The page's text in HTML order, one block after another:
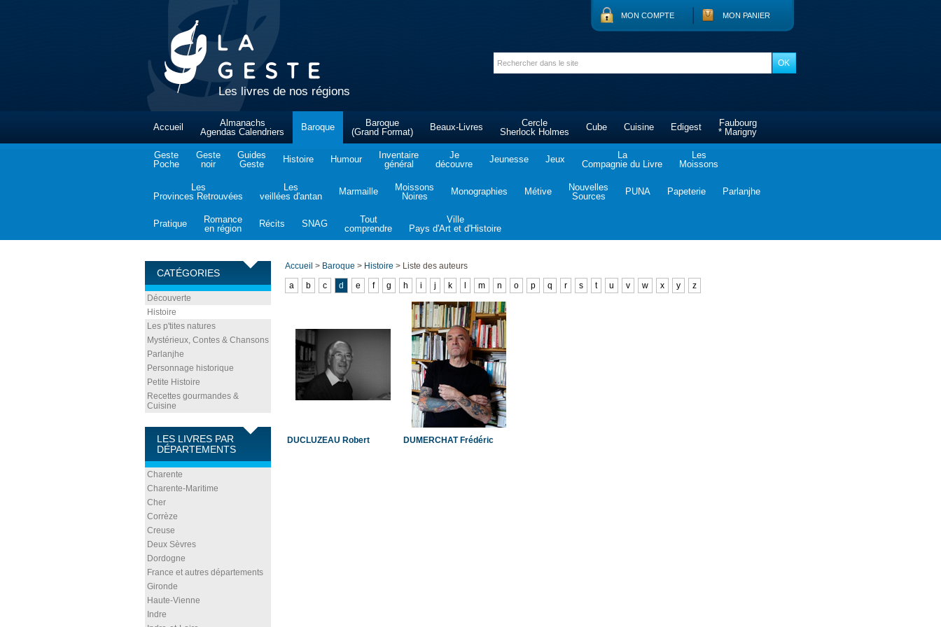
Les livres de nos régions
MON COMPTE MON PANIER
Accueil
Almanachs
Agendas Calendriers
Baroque
Baroque
(Grand Format)
Beaux-Livres
Cercle
Sherlock Holmes
Cube Cuisine Edigest
Faubourg
* Marigny
Geste
Poche
Geste
noir
Guides
Geste
Histoire Humour
Inventaire
général
Je
découvre
Jeunesse Jeux
La
Compagnie du Livre
Les
Moissons
Les
Provinces Retrouvées
Les
veillées d'antan
Marmaille
Moissons
Noires
Monographies Métive
Nouvelles
Sources
PUNA Papeterie Parlanjhe
Pratique
Romance
en région
Récits SNAG
Tout
comprendre
Ville
Pays d'Art et d'Histoire
CATÉGORIES
Découverte
Histoire
Les p'tites natures
Mystérieux, Contes & Chansons
Parlanjhe
Personnage historique
Petite Histoire
Recettes gourmandes &
Cuisine
LES LIVRES PAR
DÉPARTEMENTS
Charente
Charente-Maritime
Cher
Corrèze
Creuse
Deux Sèvres
Dordogne
France et autres départements
Gironde
Haute-Vienne
Indre
Accueil > Baroque > Histoire > Liste des auteurs
a
b c d e f g h i j k m n o p q r s t u v w x y z
DUCLUZEAU Robert DUMERCHAT Frédéric